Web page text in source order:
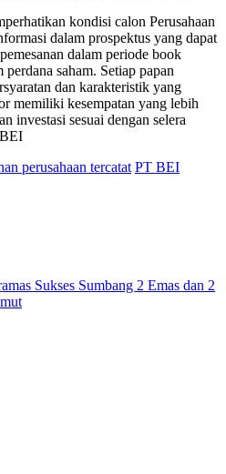
kondisi calon Perusahaan
dalam prospektus yang dapat
dalam periode book
saham. Setiap papan
dan karakteristik yang
memiliki kesempatan yang lebih
investasi sesuai dengan selera
perusahaan tercatat PT BEI
Sukses Sumbang 2 Emas dan 2